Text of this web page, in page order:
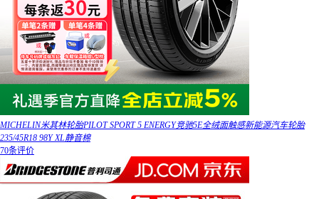
MICHELIN米其林轮胎PILOT SPORT 5 ENERGY竞驰5E全绒面触感新能源汽车轮胎
235/45R18 98Y XL静音棉
70条评价